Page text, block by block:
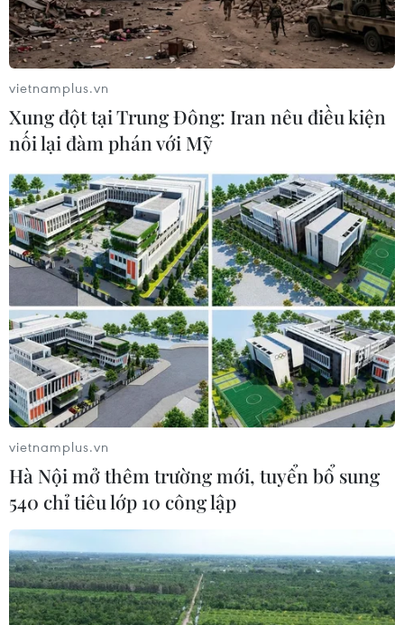
vietnamplus.vn
Xung đột tại Trung Đông: Iran nêu điều kiện
nối lại đàm phán với Mỹ
vietnamplus.vn
Hà Nội mở thêm trường mới, tuyển bổ sung
540 chỉ tiêu lớp 10 công lập